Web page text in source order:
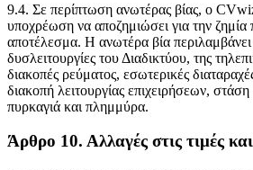
9.4. Σε περίπτωση ανωτέρας βίας, ο
υποχρέωση να αποζημιώσει για την
αποτέλεσμα. Η ανωτέρα βία περιλαμβάνει
δυσλειτουργίες του Διαδικτύου, της
διακοπές ρεύματος, εσωτερικές
διακοπή λειτουργίας επιχειρήσεων,
πυρκαγιά και πλημμύρα.
Άρθρο 10. Αλλαγές στις τιμές